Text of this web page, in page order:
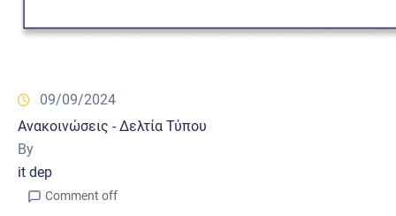
09/09/2024
Ανακοινώσεις - Δελτία Τύπου
By
it dep
Comment off